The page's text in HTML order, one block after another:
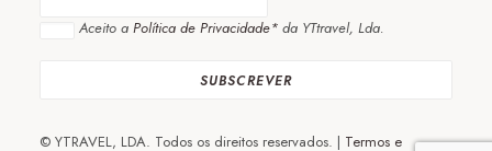
Aceito a Política de Privacidade* da YTtravel, Lda.
© YTRAVEL, LDA. Todos os direitos reservados. | Termos e